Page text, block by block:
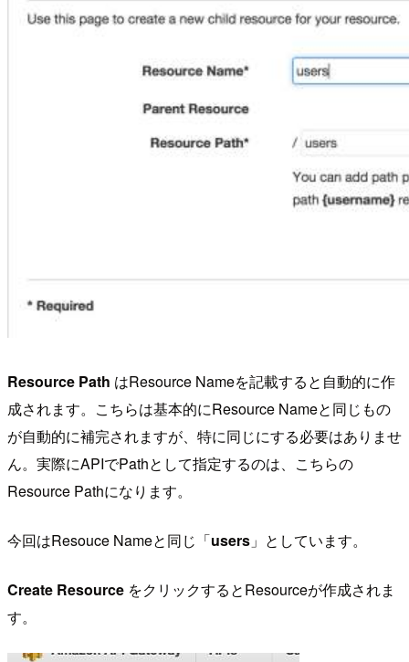
Resource Path はResource Nameを記載すると自動的に作
成されます。こちらは基本的にResource Nameと同じもの
が自動的に補完されますが、特に同じにする必要はありませ
ん。実際にAPIでPathとして指定するのは、こちらの
Resource Pathになります。
今回はResouce Nameと同じ「users 」としています。
Create Resource をクリックするとResourceが作成されま
す。